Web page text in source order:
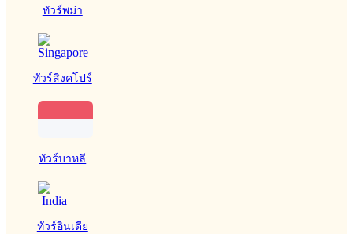
ทัวร์พม่า
ทัวร์สิงคโปร์
ทัวร์บาหลี
ทัวร์อินเดีย